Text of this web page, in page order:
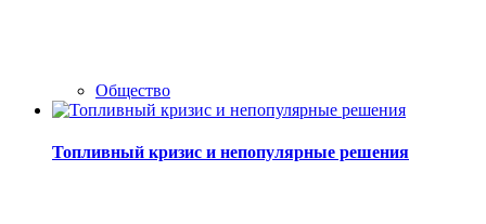
Общество
Топливный кризис и непопулярные решения